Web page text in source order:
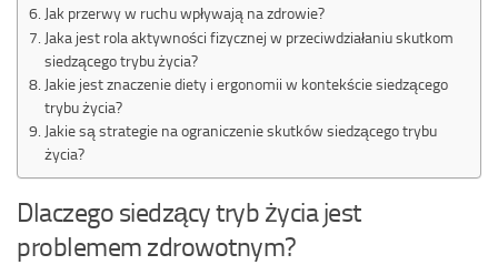
Jak przerwy w ruchu wpływają na zdrowie?
Jaka jest rola aktywności fizycznej w przeciwdziałaniu skutkom
siedzącego trybu życia?
Jakie jest znaczenie diety i ergonomii w kontekście siedzącego
trybu życia?
Jakie są strategie na ograniczenie skutków siedzącego trybu
życia?
Dlaczego siedzący tryb życia jest
problemem zdrowotnym?